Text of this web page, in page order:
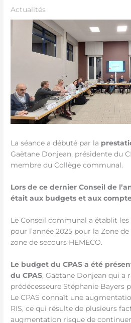
Actualités
La séance a débuté par la
Gaëtane Donjean, présidente du
membre du Collège communal.
Lors de ce dernier Conseil de
était aux budgets et aux
Le Conseil communal a établit
pour l’année 2025 pour la Zone
zone de secours HEMECO.
Le budget du CPAS a été
du CPAS, Gaëtane Donjean qui a
prédécesseure Stéphanie Bayers
Le CPAS connaît une
RIS, ce qui résulte de plusieurs
augmentation risque de